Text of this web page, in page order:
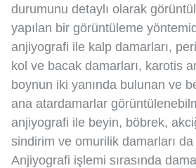
durumunu detaylı olarak
yapılan bir görüntüleme
anjiyografi ile kalp damarları,
kol ve bacak damarları, karotis
boynun iki yanında bulunan ve
ana atardamarlar
anjiyografi ile beyin, böbrek,
sindirim ve omurilik damarları
Anjiyografi işlemi sırasında